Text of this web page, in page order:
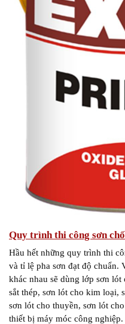
Quy trình thi công sơn
Hầu hết những quy trình thi
và tỉ lệ pha sơn đạt độ chuẩn.
khác nhau sẽ dùng lớp sơn
sắt thép, sơn lót cho kim loại,
sơn lót cho thuyền, sơn lót
thiết bị máy móc công